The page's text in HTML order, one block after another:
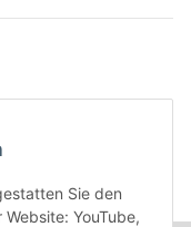
Sie den
YouTube,